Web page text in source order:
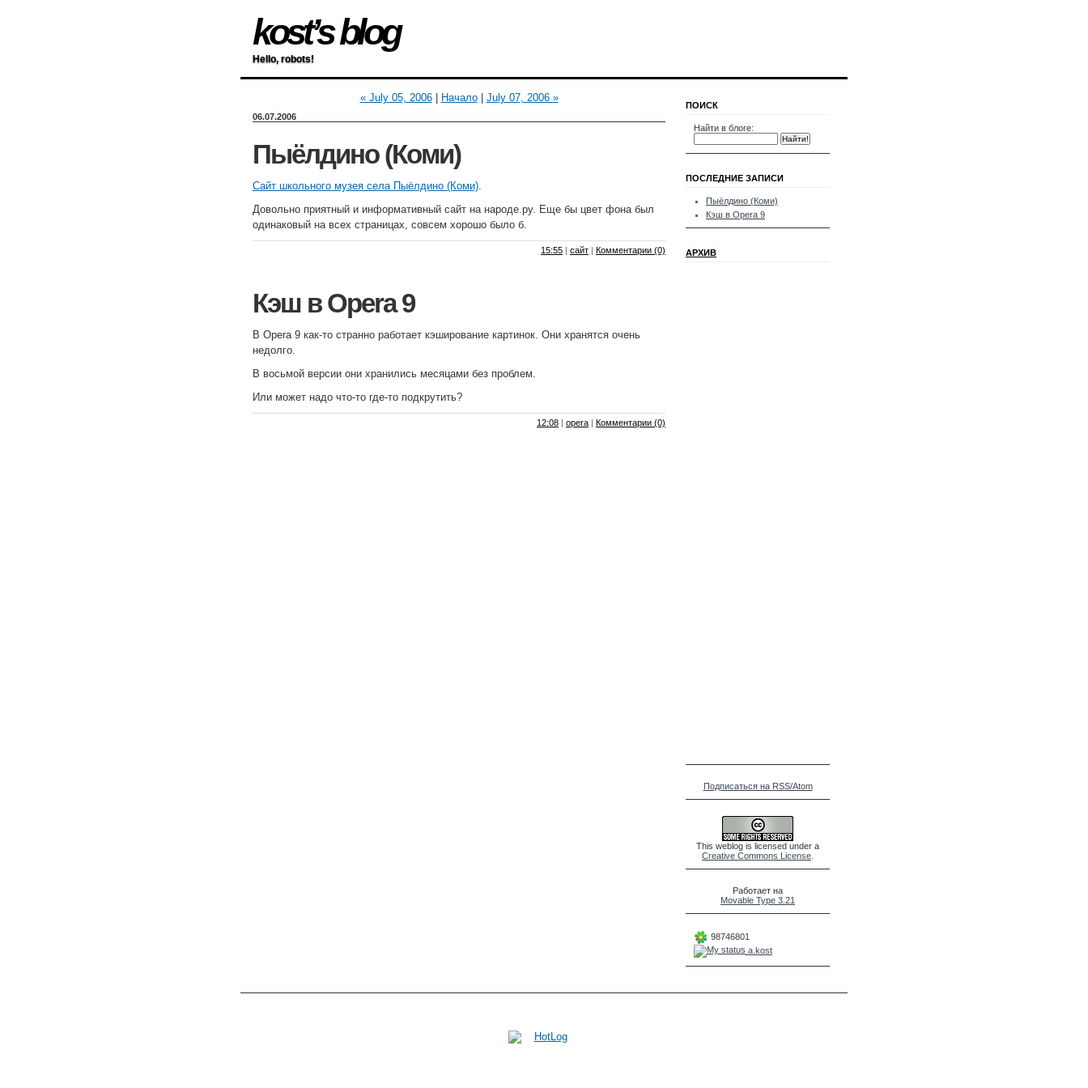
kost’s blog
Hello, robots!
« July 05, 2006| Начало| July 07, 2006 »
06.07.2006
Пыёлдино (Коми)
Сайт школьного музея села Пыёлдино (Коми).
Довольно приятный и информативный сайт на народе.ру. Еще бы цвет фона был
одинаковый на всех страницах, совсем хорошо было б.
15:55 | сайт | Комментарии (0)
Кэш в Opera 9
В Opera 9 как-то странно работает кэширование картинок. Они хранятся очень
недолго.
В восьмой версии они хранились месяцами без проблем.
Или может надо что-то где-то подкрутить?
12:08 | opera | Комментарии (0)
ПОИСК
Найти в блоге:
ПОСЛЕДНИЕ ЗАПИСИ
Пыёлдино (Коми)
Кэш в Opera 9
АРХИВ
Подписаться на RSS/Atom
This weblog is licensed under a
Creative Commons License
Работает на
Movable Type 3.21
98746801
a.kost